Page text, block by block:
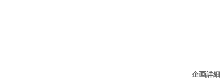
企画詳細